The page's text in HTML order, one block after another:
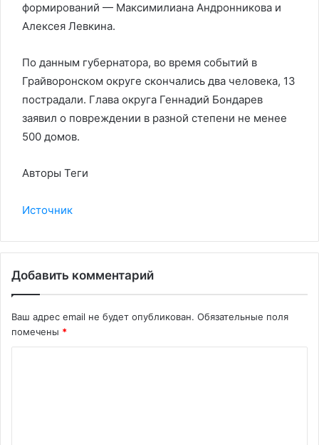
формирований — Максимилиана Андронникова и
Алексея Левкина.
По данным губернатора, во время событий в
Грайворонском округе скончались два человека, 13
пострадали. Глава округа Геннадий Бондарев
заявил о повреждении в разной степени не менее
500 домов.
Авторы Теги
Источник
Добавить комментарий
Ваш адрес email не будет опубликован. Обязательные поля
помечены *